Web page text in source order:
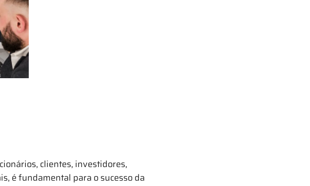
clientes, investidores,
é fundamental para o sucesso da